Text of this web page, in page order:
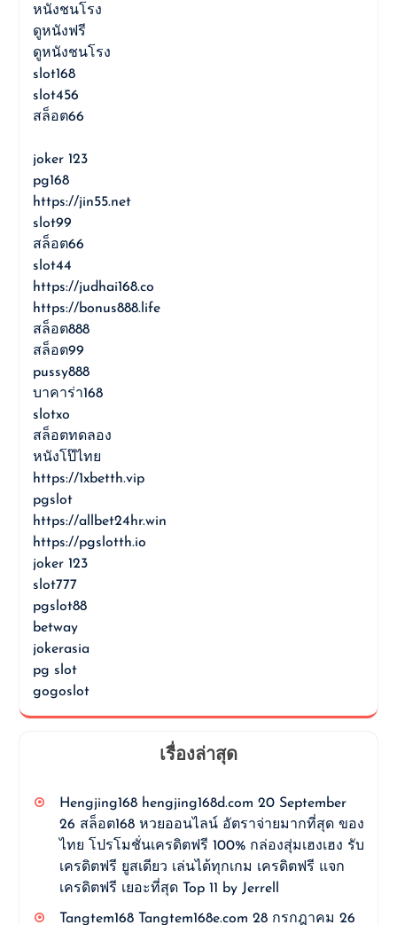
หนังชนโรง
ดูหนังฟรี
ดูหนังชนโรง
slot168
slot456
สล็อต66
joker 123
pg168
https://jin55.net
slot99
สล็อต66
slot44
https://judhai168.co
https://bonus888.life
สล็อต888
สล็อต99
pussy888
บาคาร่า168
slotxo
สล็อตทดลอง
หนังโป๊ไทย
https://1xbetth.vip
pgslot
https://allbet24hr.win
https://pgslotth.io
joker 123
slot777
pgslot88
betway
jokerasia
pg slot
gogoslot
เรื่องล่าสุด
Hengjing168 hengjing168d.com 20 September
26 สล็อต168 หวยออนไลน์ อัตราจ่ายมากที่สุด ของ
ไทย โปรโมชั่นเครดิตฟรี 100% กล่องสุ่มเฮงเฮง รับ
เครดิตฟรี ยูสเดียว เล่นได้ทุกเกม เครดิตฟรี แจก
เครดิตฟรี เยอะที่สุด Top 11 by Jerrell
Tangtem168 Tangtem168e.com 28 กรกฎาคม 26